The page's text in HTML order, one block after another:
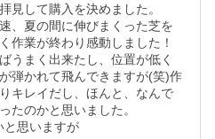
見して購入を決めました。
、夏の間に伸びまくった芝を
作業が終わり感動しました！
うまく出来たし、位置が低く
弾かれて飛んできますが(笑)作
キレイだし、ほんと、なんで
たのかと思いました。
と思いますが